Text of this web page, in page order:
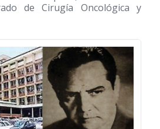
de Cirugía Oncológica y